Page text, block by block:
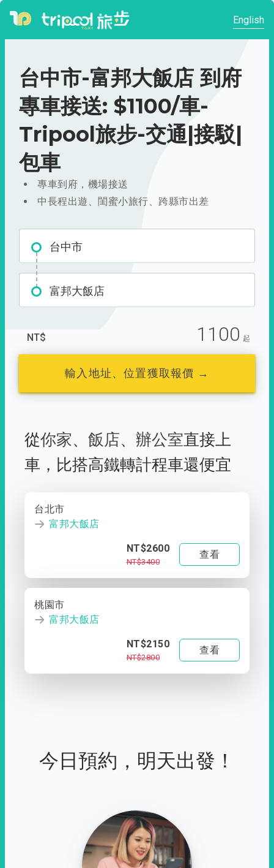
English
台中市-富邦大飯店 到府
專車接送: $1100/車-
Tripool旅步-交通|接駁|
包車
專車到府，機場接送
中長程出遊、閨蜜小旅行、跨縣市出差
台中市
富邦大飯店
NT$ 1100 起
輸入地址、位置獲取報價 →
從你家、 飯店、 辦公室直接上
車， 比搭高鐵轉計程車還便宜
台北市
富邦大飯店
NT$2600
NT$3400
查看
桃園市
富邦大飯店
NT$2150
NT$2800
查看
今日預約，明天出發！